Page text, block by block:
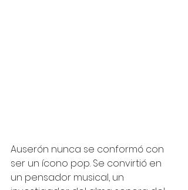
Auserón nunca se conformó con
ser un ícono pop. Se convirtió en
un pensador musical, un